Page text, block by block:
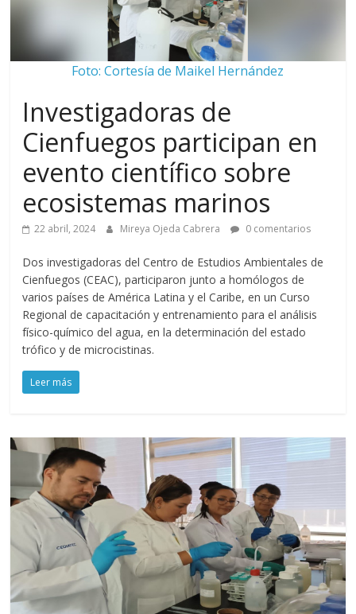
Foto: Cortesía de Maikel Hernández
Investigadoras de
Cienfuegos participan en
evento científico sobre
ecosistemas marinos
22 abril, 2024 Mireya Ojeda Cabrera 0 comentarios
Dos investigadoras del Centro de Estudios Ambientales de
Cienfuegos (CEAC), participaron junto a homólogos de
varios países de América Latina y el Caribe, en un Curso
Regional de capacitación y entrenamiento para el análisis
físico-químico del agua, en la determinación del estado
trófico y de microcistinas.
Leer más